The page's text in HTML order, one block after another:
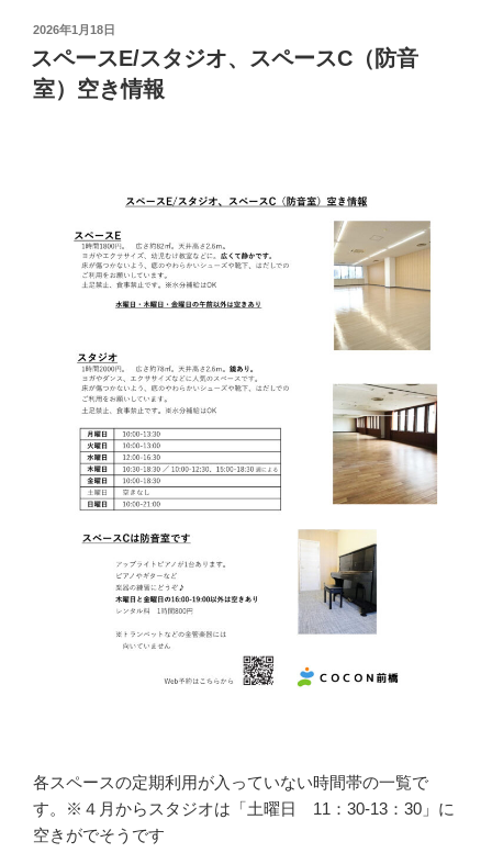
投
稿
日:
2026年1月18日
スペースE/スタジオ、スペースC（防音
室）空き情報
各スペースの定期利用が入っていない時間帯の一覧で
す。※４月からスタジオは「土曜日 11：30-13：30」に
空きがでそうです